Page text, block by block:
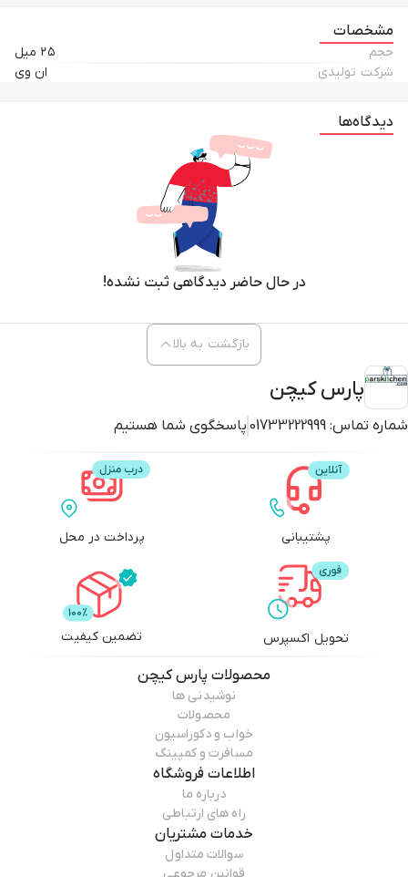
مشخصات
حجم
۲۵ میل
شرکت تولیدی
ان وی
دیدگاه‌ها
در حال حاضر دیدگاهی ثبت نشده!
پارس کیچن
شماره تماس: 01733222999 پاسخگوی شما هستیم
بازگشت به بالا
پشتیبانی پرداخت در محل
تحویل اکسپرس تضمین کیفیت
محصولات پارس کیچن
نوشیدنی ها
محصولات
خواب و دکوراسیون
مسافرت و کمپینگ
اطلاعات فروشگاه
درباره ما
راه های ارتباطی
خدمات مشتریان
سوالات متداول